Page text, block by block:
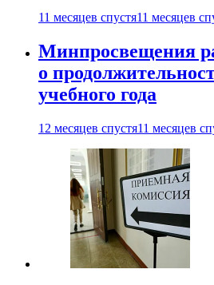
11 месяцев спустя11 месяцев
Минпросвещения
о
учебного года
12 месяцев спустя11 месяцев